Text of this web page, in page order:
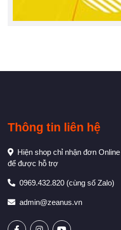
Thông tin liên hệ
Hiện shop chỉ nhận đơn
để được hỗ trợ
0969.432.820 (cùng số Zalo)
admin@zeanus.vn